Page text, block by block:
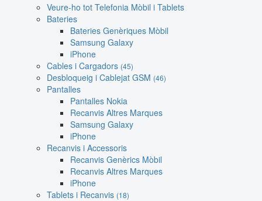
Veure-ho tot Telefonia Mòbil i Tablets
Bateries
Bateries Genèriques Mòbil
Samsung Galaxy
iPhone
Cables i Cargadors (45)
Desbloqueig i Cablejat GSM (46)
Pantalles
Pantalles Nokia
Recanvis Altres Marques
Samsung Galaxy
iPhone
Recanvis i Accessoris
Recanvis Genèrics Mòbil
Recanvis Altres Marques
iPhone
Tablets i Recanvis (18)